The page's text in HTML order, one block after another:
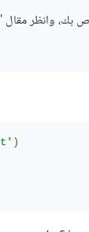
بك، وانظر مقال
)